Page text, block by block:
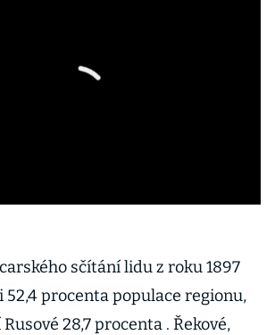
sčítání lidu z roku 1897
procenta populace regionu,
28,7 procenta . Řekové,